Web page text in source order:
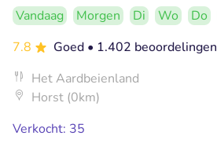
Vandaag Morgen Di Wo Do
7.8
Goed • 1.402 beoordelingen
Het Aardbeienland
Horst (0km)
Verkocht: 35